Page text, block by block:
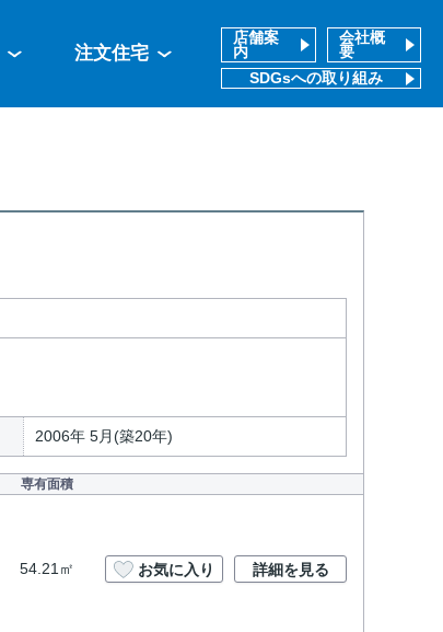
注文住宅
店舗案
内
会社概
要
SDGsへの取り組み
2006年 5月(築20年)
専有面積
54.21㎡ お気に入り 詳細を見る